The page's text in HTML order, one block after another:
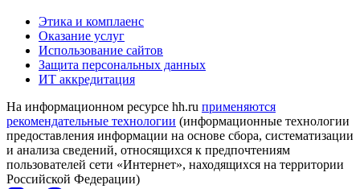
Этика и комплаенс
Оказание услуг
Использование сайтов
Защита персональных данных
ИТ аккредитация
На информационном ресурсе hh.ru применяются
рекомендательные технологии (информационные технологии
предоставления информации на основе сбора, систематизации
и анализа сведений, относящихся к предпочтениям
пользователей сети «Интернет», находящихся на территории
Российской Федерации)